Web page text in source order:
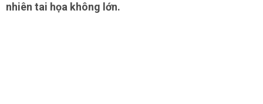
nhiên tai họa không lớn.